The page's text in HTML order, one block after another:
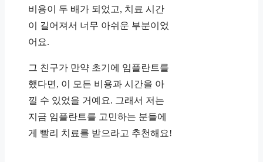
비용이 두 배가 되었고, 치료 시간
이 길어져서 너무 아쉬운 부분이었
어요.
그 친구가 만약 초기에 임플란트를
했다면, 이 모든 비용과 시간을 아
낄 수 있었을 거예요. 그래서 저는
지금 임플란트를 고민하는 분들에
게 빨리 치료를 받으라고 추천해요!